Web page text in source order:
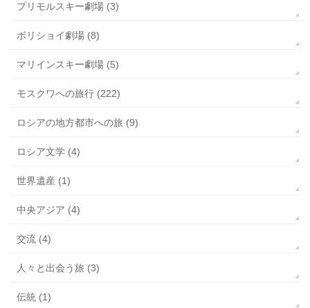
プリモルスキー劇場 (3)
ボリショイ劇場 (8)
マリインスキー劇場 (5)
モスクワへの旅行 (222)
ロシアの地方都市への旅 (9)
ロシア文学 (4)
世界遺産 (1)
中央アジア (4)
交流 (4)
人々と出会う旅 (3)
伝統 (1)